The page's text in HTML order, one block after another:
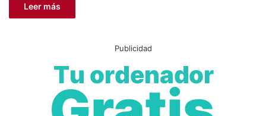
Leer más
Publicidad